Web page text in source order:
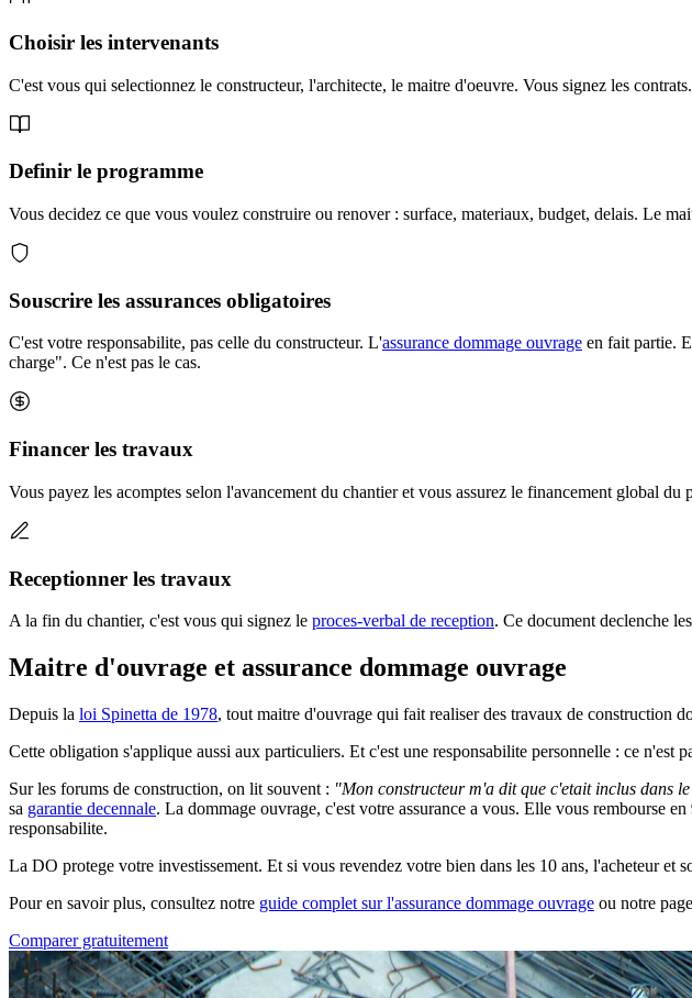
Choisir les intervenants
C'est vous qui selectionnez le constructeur, l'architecte, le maitre d'oeuvre. Vous signez les
Definir le programme
Vous decidez ce que vous voulez construire ou renover : surface, materiaux, budget, delais. Le
Souscrire les assurances obligatoires
C'est votre responsabilite, pas celle du constructeur. L'assurance dommage ouvrage en fait partie.
charge". Ce n'est pas le cas.
Financer les travaux
Vous payez les acomptes selon l'avancement du chantier et vous assurez le financement global du
Receptionner les travaux
A la fin du chantier, c'est vous qui signez le proces-verbal de reception. Ce document declenche
Maitre d'ouvrage et assurance dommage ouvrage
Depuis la loi Spinetta de 1978, tout maitre d'ouvrage qui fait realiser des travaux de construction
Cette obligation s'applique aussi aux particuliers. Et c'est une responsabilite personnelle : ce
Sur les forums de construction, on lit souvent : "Mon constructeur m'a dit que c'etait inclus dans
sa garantie decennale. La dommage ouvrage, c'est votre assurance a vous. Elle vous rembourse en
responsabilite.
La DO protege votre investissement. Et si vous revendez votre bien dans les 10 ans, l'acheteur
Pour en savoir plus, consultez notre guide complet sur l'assurance dommage ouvrage ou notre
Comparer gratuitement